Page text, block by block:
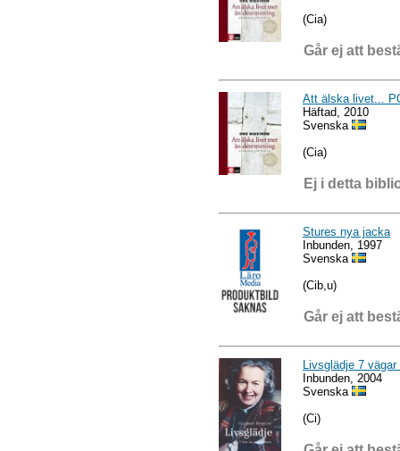
(Cia)
Går ej att
Att älska livet...
Häftad, 2010
Svenska
(Cia)
Ej i detta
Stures nya jacka
Inbunden, 1997
Svenska
(Cib,u)
Går ej att
Livsglädje 7
Inbunden, 2004
Svenska
(Ci)